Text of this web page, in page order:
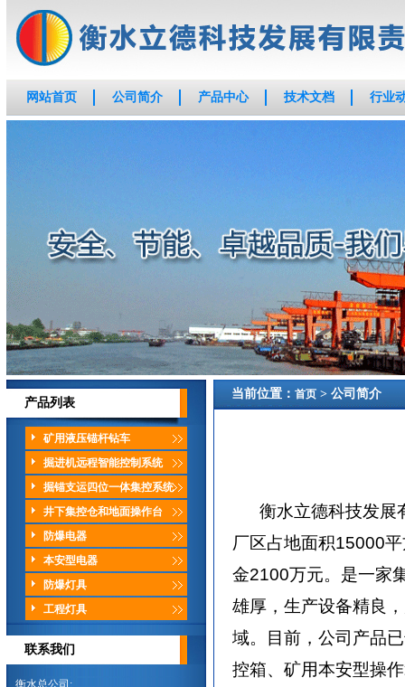
网站首页 公司简介 产品中心 技术文档 行业
产品列表
矿用液压锚杆钻车
掘进机远程智能控制系统
掘锚支运四位一体集控系统
井下集控仓和地面操作台
防爆电器
本安型电器
防爆灯具
工程灯具
联系我们
衡水总公司:
当前位置： 首页> 公司简介
衡水立德科技发展
厂区占地面积15000
金2100万元。是一家
雄厚，生产设备精良
域。目前，公司产品
控箱、矿用本安型操